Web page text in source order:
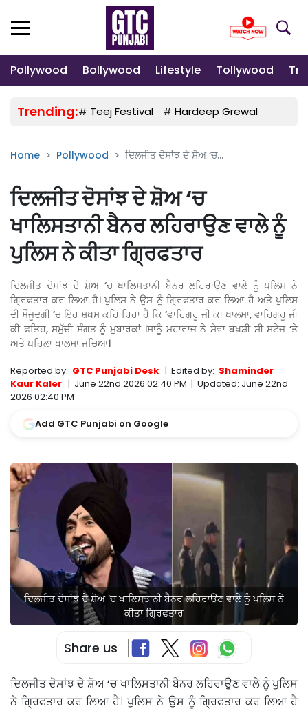
Pollywood Bollywood Lifestyle Tollywood
Trending:# Teej Festival # Hardeep Grewal
Home Pollywood ਦਿਲਜੀਤ ਦੋਸਾਂਝ ਦੇ ਸ਼ੋਅ ‘ਚ...
ਦਿਲਜੀਤ ਦੋਸਾਂਝ ਦੇ ਸ਼ੋਅ ‘ਚ
ਖਾਲਿਸਤਾਨੀ ਬੈਨਰ ਲਹਿਰਾਉਣ ਵਾਲੇ ਨੂੰ
ਪੁਲਿਸ ਨੇ ਕੀਤਾ ਗ੍ਰਿਫਤਾਰ
ਦਿਲਜੀਤ ਦੋਸਾਂਝ ਦੇ ਸ਼ੋਅ ‘ਚ ਖਾਲਿਸਤਾਨੀ ਬੈਨਰ ਲਹਿਰਾਉਣ ਵਾਲੇ ਨੂੰ ਪੁਲਿਸ ਨੇ
ਗ੍ਰਿਫਤਾਰ ਕਰ ਲਿਆ ਹੈ। ਪੁਲਿਸ ਨੇ ਉਸ ਨੂੰ ਗ੍ਰਿਫਤਾਰ ਕਰ ਲਿਆ ਹੈ ਅਤੇ ਪੁਲਿਸ
ਦੀ ਮੌਜੂਦਗੀ ‘ਚ ਇਹ ਸ਼ਖਸ ਕਹਿ ਰਿਹਾ ਹੈ ਕਿ ‘ਵਾਹਿਗੁਰੂ ਜੀ ਕਾ ਖਾਲਸਾ, ਵਾਹਿਗੁਰੂ ਜੀ
ਕੀ ਫਤਿਹ, ਸਮੁੱਚੀ ਸੰਗਤ ਨੂੰ ਮੁਬਾਰਕਾਂ ।ਸਾਨੂੰ ਮਹਾਰਾਜ ਨੇ ਸੇਵਾ ਬਖਸ਼ੀ ਸੀ ਸਟੇਜ ‘ਤੇ
ਅਤੇ ਪਹਿਲਾ ਖਾਲਸਾ ਜਚਿਆ।
Reported by: GTC Punjabi Desk | Edited by: Shaminder
Kaur Kaler | June 22nd 2026 02:40 PM | Updated: June 22nd
2026 02:40 PM
Add GTC Punjabi on Google
ਦਿਲਜੀਤ ਦੋਸਾਂਝ ਦੇ ਸ਼ੋਅ ‘ਚ ਖਾਲਿਸਤਾਨੀ ਬੈਨਰ ਲਹਿਰਾਉਣ ਵਾਲੇ ਨੂੰ ਪੁਲਿਸ ਨੇ
ਕੀਤਾ ਗ੍ਰਿਫਤਾਰ
Share us
ਦਿਲਜੀਤ ਦੋਸਾਂਝ ਦੇ ਸ਼ੋਅ ‘ਚ ਖਾਲਿਸਤਾਨੀ ਬੈਨਰ ਲਹਿਰਾਉਣ ਵਾਲੇ ਨੂੰ ਪੁਲਿਸ
ਨੇ ਗ੍ਰਿਫਤਾਰ ਕਰ ਲਿਆ ਹੈ। ਪੁਲਿਸ ਨੇ ਉਸ ਨੂੰ ਗ੍ਰਿਫਤਾਰ ਕਰ ਲਿਆ ਹੈ